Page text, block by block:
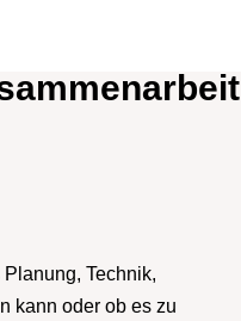
Technik,
kann oder ob es zu